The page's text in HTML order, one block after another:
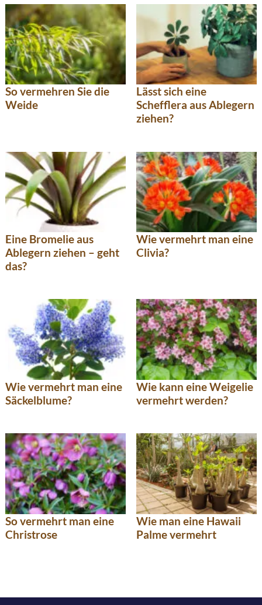
So vermehren Sie die
Weide
Lässt sich eine
Schefflera aus Ablegern
ziehen?
Eine Bromelie aus
Ablegern ziehen – geht
das?
Wie vermehrt man eine
Clivia?
Wie vermehrt man eine
Säckelblume?
Wie kann eine Weigelie
vermehrt werden?
So vermehrt man eine
Christrose
Wie man eine Hawaii
Palme vermehrt